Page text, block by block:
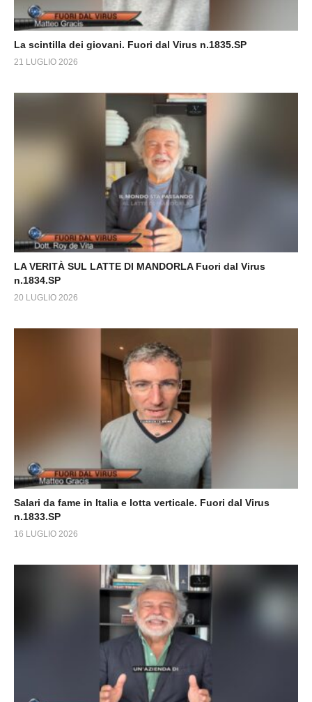
La scintilla dei giovani. Fuori dal Virus n.1835.SP
21 LUGLIO 2026
LA VERITÀ SUL LATTE DI MANDORLA Fuori dal Virus
n.1834.SP
20 LUGLIO 2026
Salari da fame in Italia e lotta verticale. Fuori dal Virus
n.1833.SP
16 LUGLIO 2026